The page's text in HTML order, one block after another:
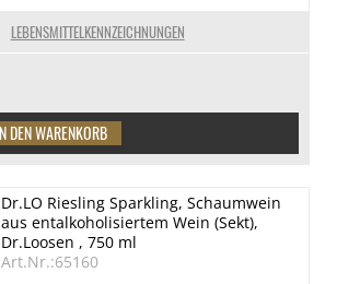
LEBENSMITTELKENNZEICHNUNGEN
Dr.LO Riesling Sparkling, Schaumwein
aus entalkoholisiertem Wein (Sekt),
Dr.Loosen , 750 ml
Art.Nr.:65160